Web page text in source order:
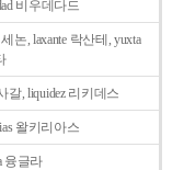
비우데다드
논, laxante 락산테, yuxta
갈, liquidez 리키데스
왈키리아스
융글라